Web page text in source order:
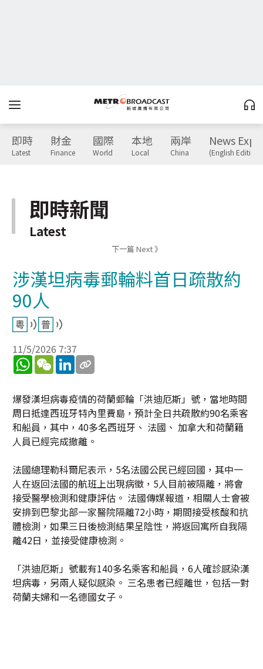
即時
Latest
財金
Finance
國際
World
本地
Local
兩岸
China
News
(English Edition)
即時新聞
Latest
下一篇 Next 》
涉漢坦病毒郵輪料首日疏散約
90人
11/5/2026 7:37
WhatsApp
WeChatLinkedIn
爆發漢坦病毒疫情的荷蘭郵輪「洪迪厄斯」號，當地時間
周日抵達西班牙特內里費島，預計全日共疏散約90名乘客
和船員，其中，40多名西班牙、 法國、 加拿大和荷蘭籍
人員已經完成撤離。
法國總理勒科爾尼表示，5名法國公民已經回國，其中一
人在返回法國的航班上出現病徵，5人目前被隔離，將會
接受醫學檢測和健康評估。 法國傳媒報道，相關人士會被
安排到巴黎北部一家醫院隔離72小時，期間接受核酸和抗
體檢測，如果三日後檢測結果呈陰性，將返回寓所自我隔
離42日，並接受健康檢測。
「洪迪厄斯」號載有140多名乘客和船員，6人確診感染漢
坦病毒，另兩人疑似感染。 三名患者已經離世，包括一對
荷蘭夫婦和一名德國女子。